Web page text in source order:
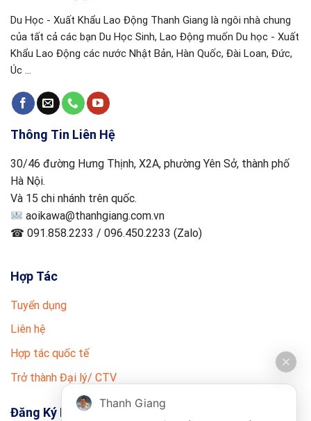
Du Học - Xuất Khẩu Lao Động Thanh Giang là ngôi nhà chung
của tất cả các bạn Du Học Sinh, Lao Động muốn Du học - Xuất
Khẩu Lao Động các nước Nhật Bản, Hàn Quốc, Đài Loan, Đức,
Úc ...
Thông Tin Liên Hệ
30/46 đường Hưng Thịnh, X2A, phường Yên Sở, thành phố
Hà Nội.
Và 15 chi nhánh trên quốc.
aoikawa@thanhgiang.com.vn
☎ 091.858.2233 / 096.450.2233 (Zalo)
Hợp Tác
Tuyển dụng
Liên hệ
Hợp tác quốc tế
Trở thành Đại lý/ CTV
Đăng Ký Nhận Tin
Thanh Giang